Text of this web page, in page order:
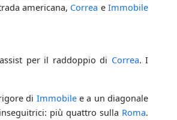
americana, Correa e Immobile
per il raddoppio di Correa. I
di Immobilee a un diagonale
più quattro sulla Roma.